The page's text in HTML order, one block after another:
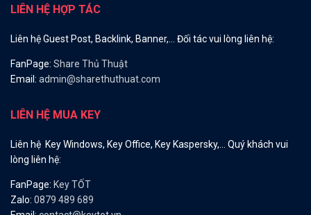
LIÊN HỆ HỢP TÁC
Liên hệ Guest Post, Backlink, Banner,… Đối tác vui lòng liên hệ:
FanPage: Share Thủ Thuật
Email: admin@sharethuthuat.com
LIÊN HỆ MUA KEY
Liên hệ Key Windows, Key Office, Key Kaspersky,… Quý khách vui
lòng liên hệ:
FanPage: Key TỐT
Zalo: 0879 489 689